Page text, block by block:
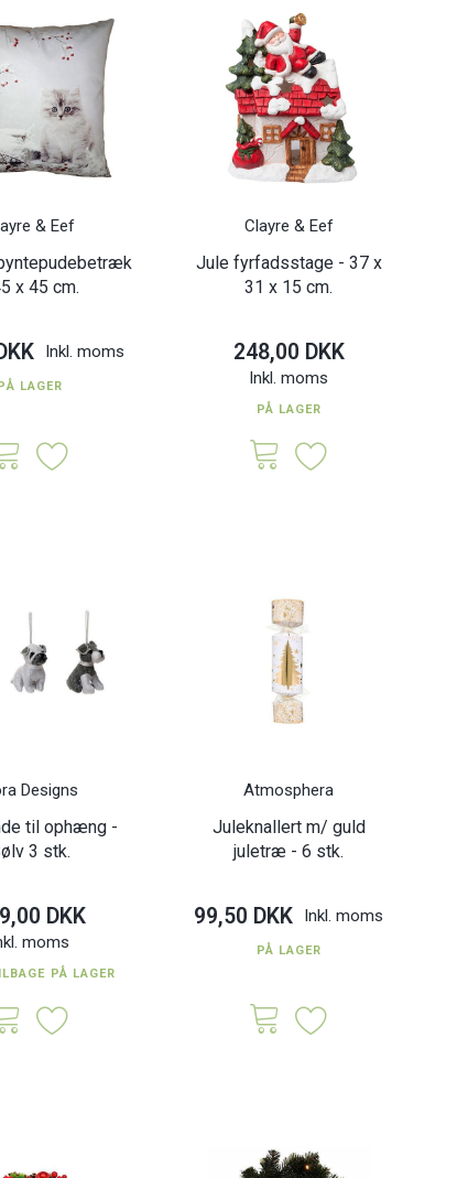
& Eef
x 45 cm.
Inkl. moms
PÅ LAGER
Clayre & Eef
Jule fyrfadsstage - 37 x
31 x 15 cm.
248,00 DKK
Inkl. moms
PÅ LAGER
Designs
til ophæng -
3 stk.
DKK
moms
PÅ LAGER
Atmosphera
Juleknallert m/ guld
juletræ - 6 stk.
99,50 DKK Inkl. moms
PÅ LAGER